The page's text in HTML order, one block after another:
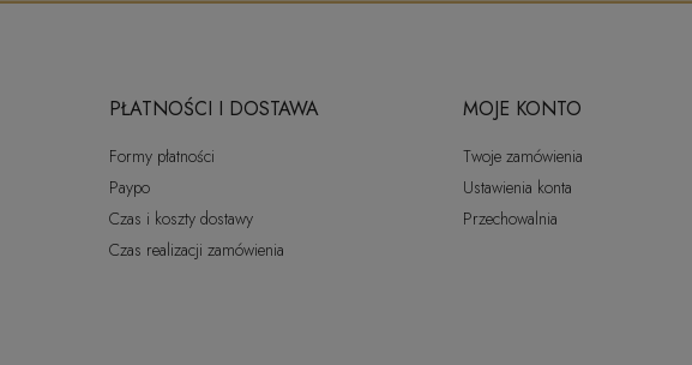
PŁATNOŚCI I DOSTAWA
Formy płatności
Paypo
Czas i koszty dostawy
Czas realizacji zamówienia
MOJE KONTO
Twoje zamówienia
Ustawienia konta
Przechowalnia